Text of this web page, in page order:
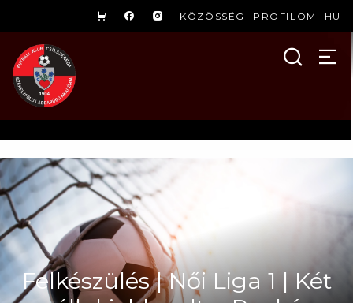
KÖZÖSSÉG PROFILOM HU
Felkészülés | Női Liga 1 | Két